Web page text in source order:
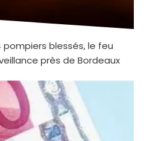
pompiers blessés, le feu
près de Bordeaux